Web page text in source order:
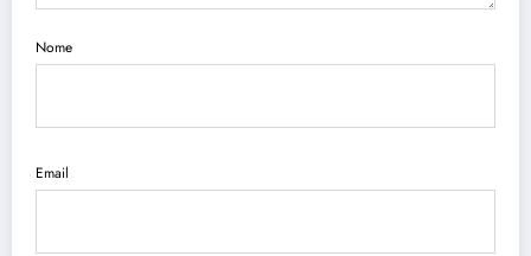
Nome
Email